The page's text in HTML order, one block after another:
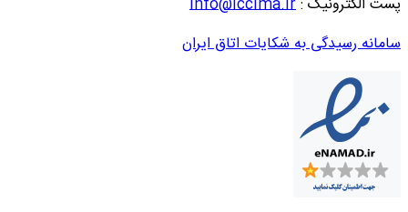
پست الکترونیک :info@iccima.ir
سامانه رسیدگی به شکایات اتاق ایران